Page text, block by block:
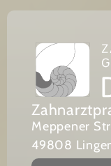
Meppener
49808